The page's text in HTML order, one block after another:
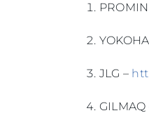
JLG –
GILMAQ